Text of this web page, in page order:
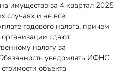
имущество за 4 квартал 2025
случаях и не все
годового налога, причем
сдают
налогу за
уведомлять ИФНС
объекта